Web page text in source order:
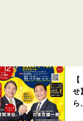
せ
ら